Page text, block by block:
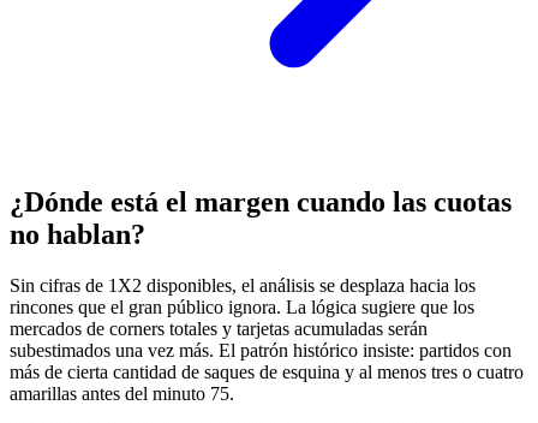
¿Dónde está el margen cuando las cuotas
no hablan?
Sin cifras de 1X2 disponibles, el análisis se desplaza hacia los
rincones que el gran público ignora. La lógica sugiere que los
mercados de corners totales y tarjetas acumuladas serán
subestimados una vez más. El patrón histórico insiste: partidos con
más de cierta cantidad de saques de esquina y al menos tres o cuatro
amarillas antes del minuto 75.